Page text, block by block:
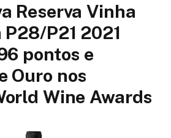
Reserva Vinha
P21 2021
pontos e
Ouro nos
Wine Awards